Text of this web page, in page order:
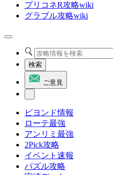
プリコネR攻略wiki
グラブル攻略wiki
検索
ご意見
ビヨンド情報
ローテ最強
アンリミ最強
2Pick攻略
イベント速報
パズル攻略